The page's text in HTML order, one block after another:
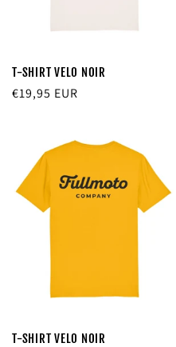
T-SHIRT VELO NOIR
Prix
€19,95 EUR
T-SHIRT VELO NOIR